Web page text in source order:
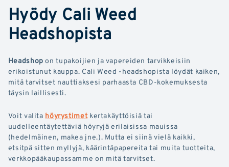
Hyödy Cali Weed
Headshopista
Headshopon tupakoijien ja vapereiden tarvikkeisiin
erikoistunut kauppa. Cali Weed -headshopista löydät kaiken,
mitä tarvitset nauttiaksesi parhaasta CBD-kokemuksesta
täysin laillisesti.
Voit valita höyrystimetkertakäyttöisiä tai
uudelleentäytettäviä höyryjä erilaisissa mauissa
(hedelmäinen, makea jne.). Mutta ei siinä vielä kaikki,
etsitpä sitten myllyjä, käärintäpapereita tai muita tuotteita,
verkkopääkaupassamme on mitä tarvitset.